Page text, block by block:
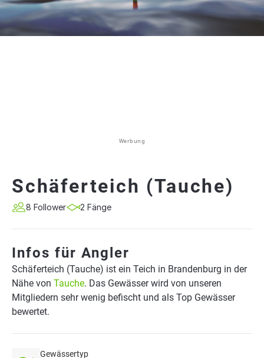
Werbung
Schäferteich (Tauche)
8 Follower 2 Fänge
Infos für Angler
Schäferteich (Tauche) ist ein Teich in Brandenburg in der
Nähe von Tauche. Das Gewässer wird von unseren
Mitgliedern sehr wenig befischt und als Top Gewässer
bewertet.
Gewässertyp